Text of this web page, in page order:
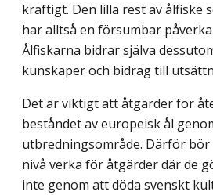
kraftigt. Den lilla rest av ålfiske
har alltså en försumbar
Ålfiskarna bidrar själva
kunskaper och bidrag till
Det är viktigt att åtgärder för
beståndet av europeisk ål
utbredningsområde. Därför bör
nivå verka för åtgärder där de
inte genom att döda svenskt